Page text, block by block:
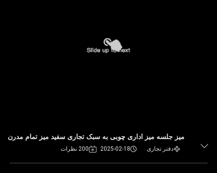
میز جلسه میز اداری چوبی به سبک تجاری سفید میز تمام مدرن
دفتر تجاری 2025-02-18 200 نظرات